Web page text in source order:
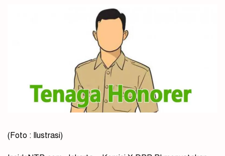
(Foto : Ilustrasi)